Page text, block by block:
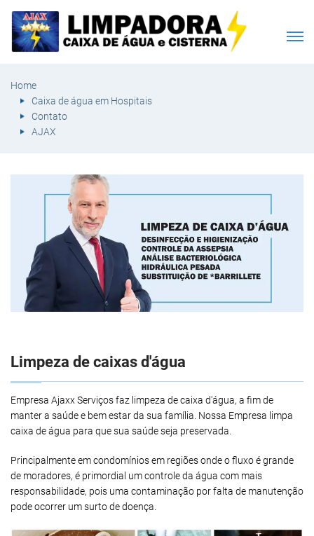
Home
Caixa de água em Hospitais
Contato
AJAX
Limpeza de caixas d'água
Empresa Ajaxx Serviços faz limpeza de caixa d'água, a fim de
manter a saúde e bem estar da sua família. Nossa Empresa limpa
caixa de água para que sua saúde seja preservada.
Principalmente em condomínios em regiões onde o fluxo é grande
de moradores, é primordial um controle da água com mais
responsabilidade, pois uma contaminação por falta de manutenção
pode ocorrer um surto de doença.